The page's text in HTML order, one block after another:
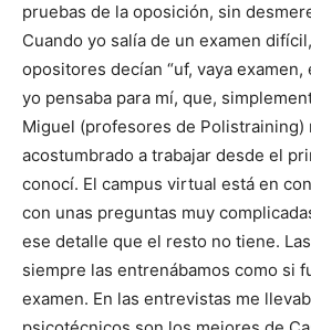
pruebas de la oposición, sin
Cuando yo salía de un examen
opositores decían “uf, vaya examen,
yo pensaba para mí, que,
Miguel (profesores de Polistraining)
acostumbrado a trabajar desde el
conocí. El campus virtual está en
con unas preguntas muy
ese detalle que el resto no tiene.
siempre las entrenábamos como si
examen. En las entrevistas me